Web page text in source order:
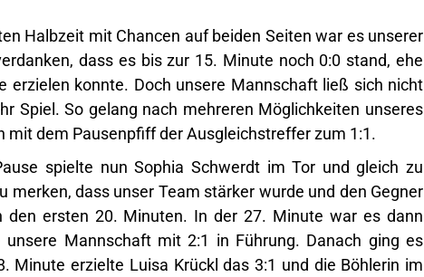
Halbzeit mit Chancen auf beiden Seiten war es unserer
dass es bis zur 15. Minute noch 0:0 stand, ehe
erzielen konnte. Doch unsere Mannschaft ließ sich nicht
Spiel. So gelang nach mehreren Möglichkeiten unseres
mit dem Pausenpfiff der Ausgleichstreffer zum 1:1.
spielte nun Sophia Schwerdt im Tor und gleich zu
merken, dass unser Team stärker wurde und den Gegner
den ersten 20. Minuten. In der 27. Minute war es dann
unsere Mannschaft mit 2:1 in Führung. Danach ging es
Minute erzielte Luisa Krückl das 3:1 und die Böhlerin im